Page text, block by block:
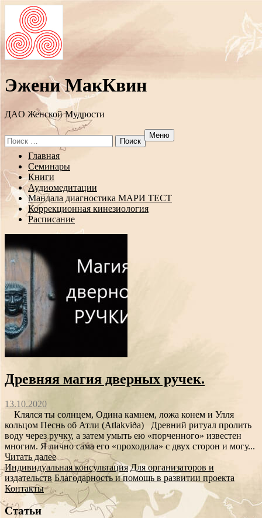
Эжени МакКвин
ДAO Женской Мудрости
Search
for:
Меню
Перейти
содержанию
Главная
Семинары
Книги
Аудиомедитации
Мандала диагностика МАРИ ТЕСТ
Коррекционная кинезиология
Расписание
Древняя магия дверных ручек.
13.10.2020
Клялся ты солнцем, Одина камнем, ложа конем и Улля
кольцом Песнь об Атли (Atlakviða) Древний ритуал пролить
воду через ручку, а затем умыть ею «порченного» известен
многим. Я лично сама его «проходила» с двух сторон и могу...
Читать далее
Индивидуальная консультация Для организаторов и
издательств Благодарность и помощь в развитии проекта
Контакты
Статьи